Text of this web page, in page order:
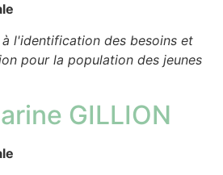
à l'identification des besoins et
pour la population des jeunes
GILLION